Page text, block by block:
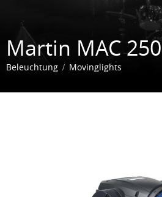
Martin MAC 250
Beleuchtung Movinglights